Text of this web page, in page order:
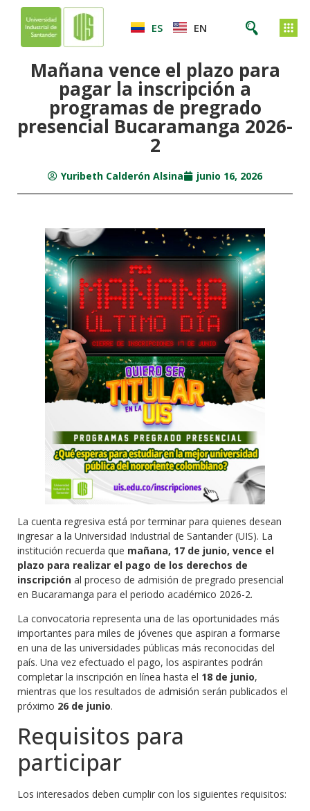
ES EN
Mañana vence el plazo para
pagar la inscripción a
programas de pregrado
presencial Bucaramanga 2026-
2
Yuribeth Calderón Alsina junio 16, 2026
La cuenta regresiva está por terminar para quienes desean
ingresar a la Universidad Industrial de Santander (UIS). La
institución recuerda que mañana, 17 de junio, vence el
plazo para realizar el pago de los derechos de
inscripción al proceso de admisión de pregrado presencial
en Bucaramanga para el periodo académico 2026-2.
La convocatoria representa una de las oportunidades más
importantes para miles de jóvenes que aspiran a formarse
en una de las universidades públicas más reconocidas del
país. Una vez efectuado el pago, los aspirantes podrán
completar la inscripción en línea hasta el 18 de junio,
mientras que los resultados de admisión serán publicados el
próximo 26 de junio.
Requisitos para
participar
Los interesados deben cumplir con los siguientes requisitos: